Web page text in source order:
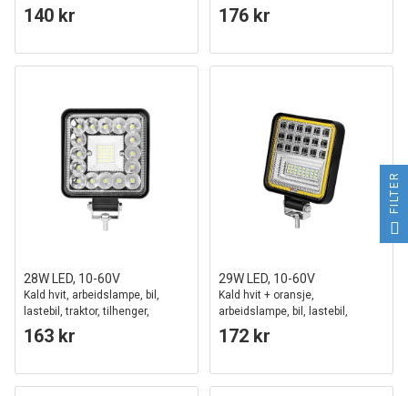
utrykningskjøretøy
140 kr
arbeidslampe
176 kr
28W LED, 10-60V
Kald hvit, arbeidslampe, bil,
lastebil, traktor, tilhenger,
utrykningskjøretøy
163 kr
29W LED, 10-60V
Kald hvit + oransje,
arbeidslampe, bil, lastebil,
traktor, tilhenger,
utrykningskjøretøy, 30 grader
172 kr
FILTER